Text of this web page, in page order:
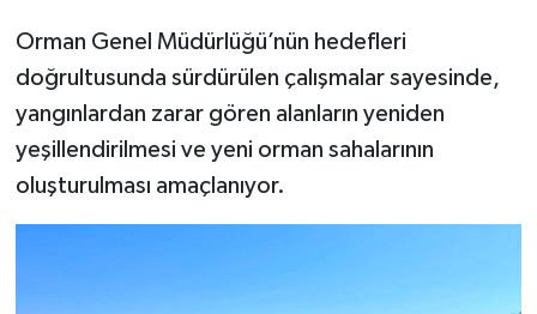
Orman Genel Müdürlüğü’nün hedefleri
doğrultusunda sürdürülen çalışmalar sayesinde,
yangınlardan zarar gören alanların yeniden
yeşillendirilmesi ve yeni orman sahalarının
oluşturulması amaçlanıyor.